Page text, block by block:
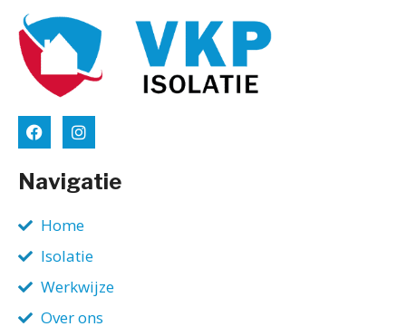
Navigatie
Home
Isolatie
Werkwijze
Over ons